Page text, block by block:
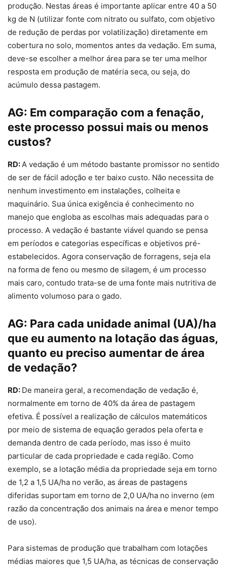
produção. Nestas áreas é importante aplicar entre 40 a 50
kg de N (utilizar fonte com nitrato ou sulfato, com objetivo
de redução de perdas por volatilização) diretamente em
cobertura no solo, momentos antes da vedação. Em suma,
deve-se escolher a melhor área para se ter uma melhor
resposta em produção de matéria seca, ou seja, do
acúmulo dessa pastagem.
AG: Em comparação com a fenação,
este processo possui mais ou menos
custos?
RD: A vedação é um método bastante promissor no sentido
de ser de fácil adoção e ter baixo custo. Não necessita de
nenhum investimento em instalações, colheita e
maquinário. Sua única exigência é conhecimento no
manejo que engloba as escolhas mais adequadas para o
processo. A vedação é bastante viável quando se pensa
em períodos e categorias específicas e objetivos pré-
estabelecidos. Agora conservação de forragens, seja ela
na forma de feno ou mesmo de silagem, é um processo
mais caro, contudo trata-se de uma fonte mais nutritiva de
alimento volumoso para o gado.
AG: Para cada unidade animal (UA)/ha
que eu aumento na lotação das águas,
quanto eu preciso aumentar de área
de vedação?
RD: De maneira geral, a recomendação de vedação é,
normalmente em torno de 40% da área de pastagem
efetiva. É possível a realização de cálculos matemáticos
por meio de sistema de equação gerados pela oferta e
demanda dentro de cada período, mas isso é muito
particular de cada propriedade e cada região. Como
exemplo, se a lotação média da propriedade seja em torno
de 1,2 a 1,5 UA/ha no verão, as áreas de pastagens
diferidas suportam em torno de 2,0 UA/ha no inverno (em
razão da concentração dos animais na área e menor tempo
de uso).
Para sistemas de produção que trabalham com lotações
médias maiores que 1,5 UA/ha, as técnicas de conservação